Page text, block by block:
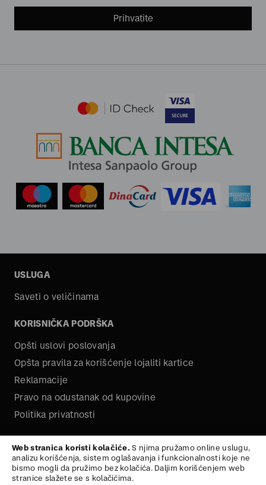
Prihvatite
USLUGA
Saveti o veličinama
KORISNIČKA PODRŠKA
Opšti uslovi poslovanja
Opšta pravila za korišćenje lojaliti kartice
Reklamacije
Pravo na odustanak od kupovine
Politika privatnosti
Kariera
Web stranica koristi kolačiće. S njima pružamo online uslugu,
analizu korišćenja, sistem oglašavanja i funkcionalnosti koje ne
bismo mogli da pružimo bez kolačića. Daljim korišćenjem web
stranice slažete se s kolačićima.